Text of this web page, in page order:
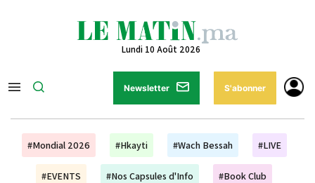
Lundi 10 Août 2026
Newsletter S'abonner
#Mondial 2026 #Hkayti #Wach Bessah #LIVE
#EVENTS #Nos Capsules d'Info #Book Club